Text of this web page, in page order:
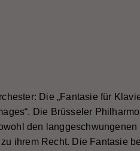
Die „Fantasie für
Die Brüsseler
den
ihrem Recht. Die Fantasie